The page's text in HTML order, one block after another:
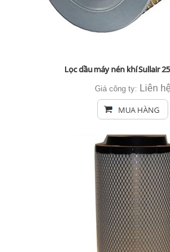
Lọc dầu máy nén khí Sullair
Giá công ty: Liên hệ
MUA HÀNG